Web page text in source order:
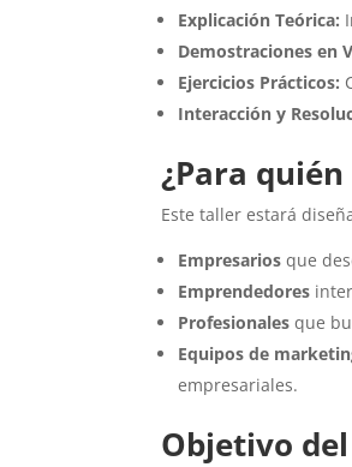
Explicación Teórica:
Demostraciones en
Ejercicios Prácticos:
Interacción y
¿Para
Este taller estará
Empresarios que
Emprendedores
Profesionales que
Equipos de
empresariales.
Objetivo